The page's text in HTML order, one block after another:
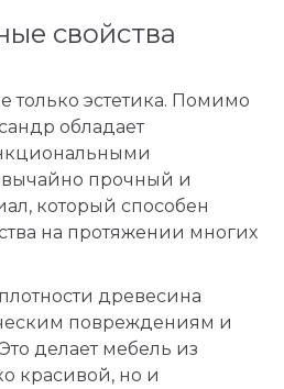
свойства
только эстетика. Помимо
обладает
прочный и
который способен
на протяжении многих
древесина
повреждениям и
делает мебель из
красивой, но и